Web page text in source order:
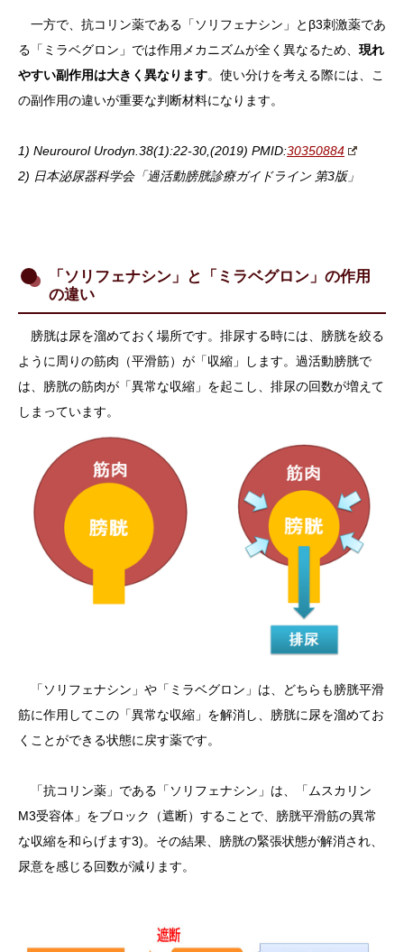
一方で、抗コリン薬である「ソリフェナシン」とβ3刺激薬であ
る「ミラベグロン」では作用メカニズムが全く異なるため、 現れ
やすい副作用は大きく異なります。使い分けを考える際には、こ
の副作用の違いが重要な判断材料になります。
1) Neurourol Urodyn.38(1):22-30,(2019) PMID:30350884
2) 日本泌尿器科学会「過活動膀胱診療ガイドライン 第3版」
「ソリフェナシン」と「ミラベグロン」の作用
の違い
膀胱は尿を溜めておく場所です。排尿する時には、膀胱を絞る
ように周りの筋肉（平滑筋）が「収縮」します。過活動膀胱で
は、膀胱の筋肉が「異常な収縮」を起こし、排尿の回数が増えて
しまっています。
「ソリフェナシン」や「ミラベグロン」は、どちらも膀胱平滑
筋に作用してこの「異常な収縮」を解消し、膀胱に尿を溜めてお
くことができる状態に戻す薬です。
「抗コリン薬」である「ソリフェナシン」は、「ムスカリン
M3受容体」をブロック（遮断）することで、膀胱平滑筋の異常
な収縮を和らげます3)。その結果、膀胱の緊張状態が解消され、
尿意を感じる回数が減ります。